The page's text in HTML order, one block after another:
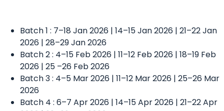
Batch 1 : 7–18 Jan 2026 | 14–15 Jan 2026 | 21–22 Jan
2026 | 28–29 Jan 2026
Batch 2 : 4–15 Feb 2026 | 11–12 Feb 2026 | 18–19 Feb
2026 | 25 –26 Feb 2026
Batch 3 : 4–5 Mar 2026 | 11–12 Mar 2026 | 25–26 Mar
2026
Batch 4 : 6–7 Apr 2026 | 14–15 Apr 2026 | 21–22 Apr